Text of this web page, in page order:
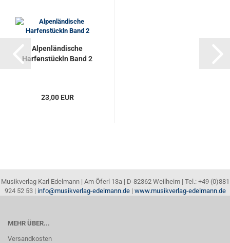
Alpenländische
Harfenstückln Band 2
23,00 EUR
Musikverlag Karl Edelmann | Am Öferl 13a | D-82362 Weilheim | Tel.: +49 (0)881
924 52 53 | info@musikverlag-edelmann.de| www.musikverlag-edelmann.de
MEHR ÜBER...
Versandkosten